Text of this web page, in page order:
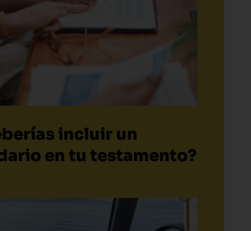
incluir un
en tu testamento?